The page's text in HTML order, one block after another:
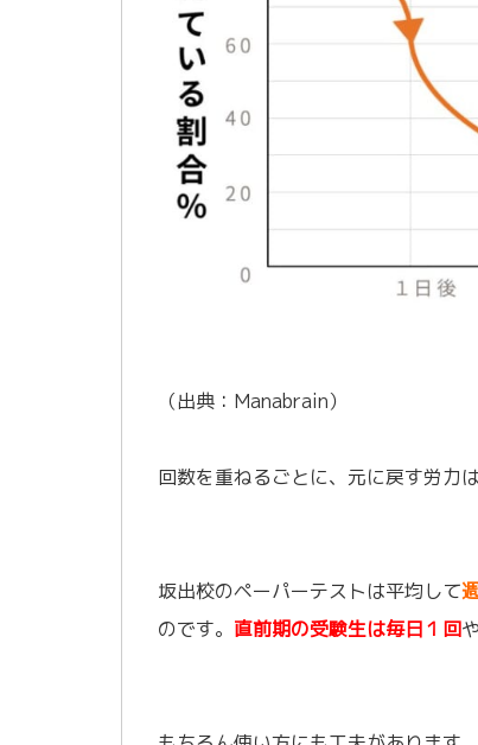
（出典：Manabrain）
回数を重ねるごとに、元に戻す労力
坂出校のペーパーテストは平均して
のです。 直前期の受験生は毎日１回